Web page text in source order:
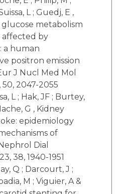
L ; Guedj, E ,
metabolism
affected by
a human
positron emission
J Nucl Med Mol
2047-2055
L ; Hak, JF ; Burtey,
G , Kidney
epidemiology
of
Dial
38, 1940-1951
Q ; Darcourt, J ;
M ; Viguier, A &